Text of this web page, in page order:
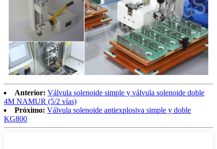
Anterior: Válvula solenoide simple y válvula solenoide doble
4M NAMUR (5/2 vías)
Próximo: Válvula solenoide antiexplosiva simple y doble
KG800